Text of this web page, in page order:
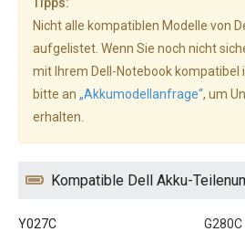
Nicht alle kompatiblen Modelle von
aufgelistet. Wenn Sie noch nicht
mit Ihrem Dell-Notebook kompatibel
bitte an „Akkumodellanfrage“, um
erhalten.
Kompatible Dell Akku-
Y027C G280C